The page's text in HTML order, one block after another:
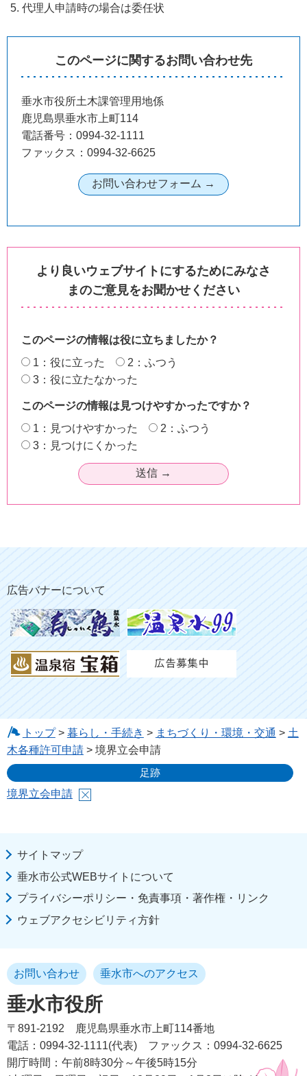
代理人申請時の場合は委任状
このページに関するお問い合わせ先
垂水市役所土木課管理用地係
鹿児島県垂水市上町114
電話番号：0994-32-1111
ファックス：0994-32-6625
より良いウェブサイトにするためにみなさ
まのご意見をお聞かせください
このページの情報は役に立ちましたか？
1：役に立った
2：ふつう
3：役に立たなかった
このページの情報は見つけやすかったですか？
1：見つけやすかった
2：ふつう
3：見つけにくかった
広告バナーについて
トップ> 暮らし・手続き > まちづくり・環境・交通 > 土
木各種許可申請 > 境界立会申請
足跡
境界立会申請
サイトマップ
垂水市公式WEBサイトについて
プライバシーポリシー・免責事項・著作権・リンク
ウェブアクセシビリティ方針
垂水市役所
お問い合わせ 垂水市へのアクセス
〒891-2192
鹿児島県垂水市上町114番地
電話：0994-32-1111(代表)
ファックス：0994-32-6625
開庁時間：午前8時30分～午後5時15分